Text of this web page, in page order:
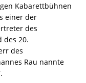
Kabarettbühnen
einer der
des
des 20.
des
Rau nannte